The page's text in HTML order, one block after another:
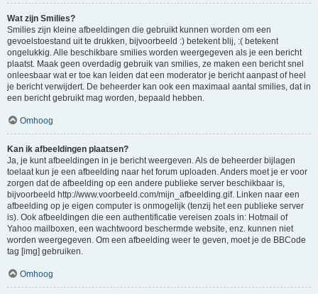
Wat zijn Smilies?
Smilies zijn kleine afbeeldingen die gebruikt kunnen worden om een
gevoelstoestand uit te drukken, bijvoorbeeld :) betekent blij, :( betekent
ongelukkig. Alle beschikbare smilies worden weergegeven als je een bericht
plaatst. Maak geen overdadig gebruik van smilies, ze maken een bericht snel
onleesbaar wat er toe kan leiden dat een moderator je bericht aanpast of heel
je bericht verwijdert. De beheerder kan ook een maximaal aantal smilies, dat in
een bericht gebruikt mag worden, bepaald hebben.
Omhoog
Kan ik afbeeldingen plaatsen?
Ja, je kunt afbeeldingen in je bericht weergeven. Als de beheerder bijlagen
toelaat kun je een afbeelding naar het forum uploaden. Anders moet je er voor
zorgen dat de afbeelding op een andere publieke server beschikbaar is,
bijvoorbeeld http://www.voorbeeld.com/mijn_afbeelding.gif. Linken naar een
afbeelding op je eigen computer is onmogelijk (tenzij het een publieke server
is). Ook afbeeldingen die een authentificatie vereisen zoals in: Hotmail of
Yahoo mailboxen, een wachtwoord beschermde website, enz. kunnen niet
worden weergegeven. Om een afbeelding weer te geven, moet je de BBCode
tag [img] gebruiken.
Omhoog